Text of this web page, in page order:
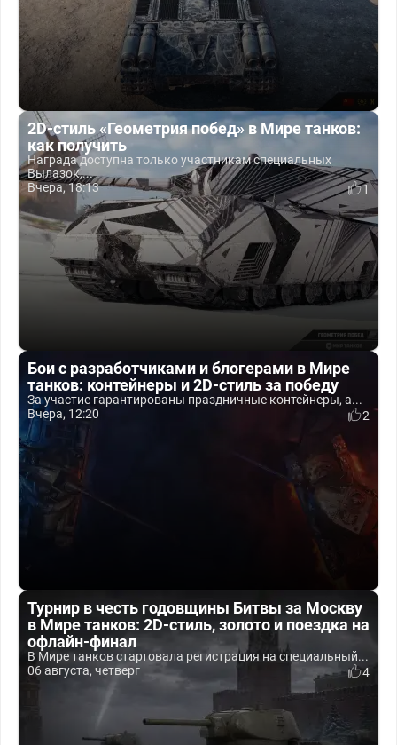
2D-стиль «Геометрия побед» в Мире танков:
как получить
Награда доступна только участникам специальных
Вылазок,...
Вчера, 18:13
1
Бои с разработчиками и блогерами в Мире
танков: контейнеры и 2D-стиль за победу
За участие гарантированы праздничные контейнеры, а...
Вчера, 12:20
2
Турнир в честь годовщины Битвы за Москву
в Мире танков: 2D-стиль, золото и поездка на
офлайн-финал
В Мире танков стартовала регистрация на специальный...
06 августа, четверг
4